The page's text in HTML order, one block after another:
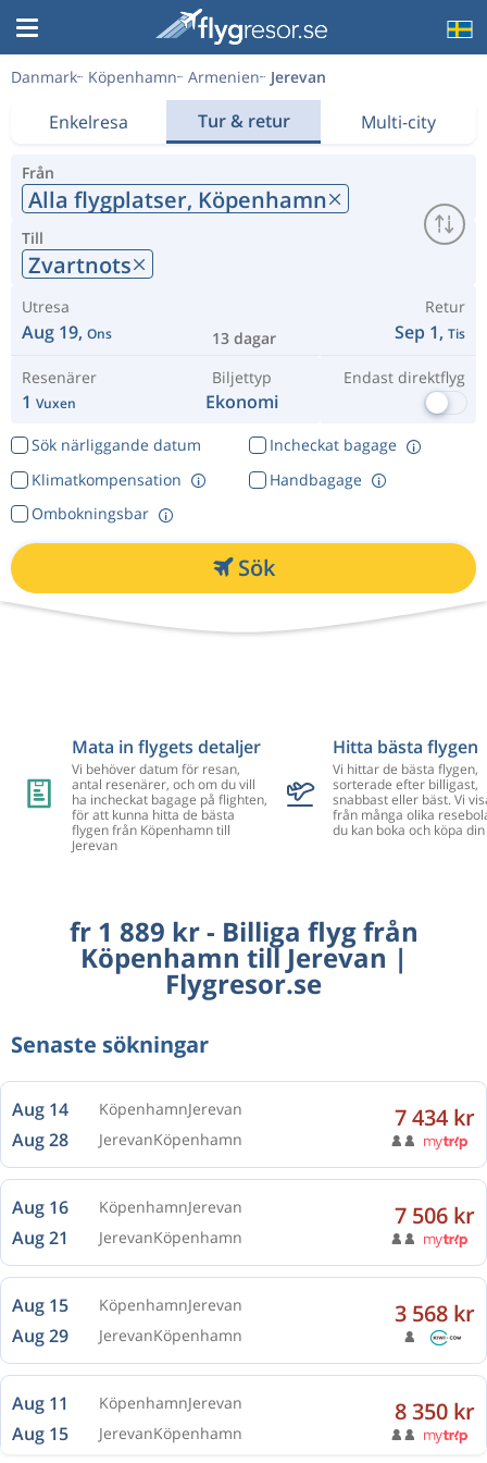
Danmark Köpenhamn Armenien Jerevan
Enkelresa Tur & retur Multi-city
Från
Alla flygplatser, Köpenhamn
Till
Zvartnots
Utresa
Aug 19, Ons 13 dagar
Retur
Sep 1, Tis
Resenärer
1 Vuxen
Biljettyp
Ekonomi
Endast direktflyg
Sök närliggande datum
Incheckat bagage
Klimatkompensation
Ombokningsbar
Handbagage
Sök
Mata in flygets detaljer
Vi behöver datum för resan,
antal resenärer, och om du vill
ha incheckat bagage på flighten,
för att kunna hitta de bästa
flygen från Köpenhamn till
Jerevan
Hitta bästa flygen
Vi hittar de bästa flygen,
sorterade efter billigast,
snabbast eller bäst. Vi
från många olika
du kan boka och köpa
fr 1 889 kr - Billiga flyg från
Köpenhamn till Jerevan |
Flygresor.se
Senaste sökningar
Aug 14 KöpenhamnJerevan
Aug 28 JerevanKöpenhamn
7 434 kr
Aug 16 KöpenhamnJerevan
Aug 21 JerevanKöpenhamn
7 506 kr
Aug 15 KöpenhamnJerevan
Aug 29 JerevanKöpenhamn
3 568 kr
Aug 11 KöpenhamnJerevan
Aug 15 JerevanKöpenhamn
8 350 kr